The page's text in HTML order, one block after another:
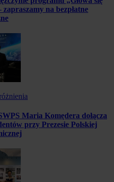
zapraszamy na bezpłatne
Maria Komędera dołącza
przy Prezesie Polskiej